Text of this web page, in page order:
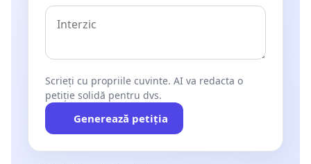
Scrieți cu propriile cuvinte. AI va redacta o
petiție solidă pentru dvs.
Generează petiția